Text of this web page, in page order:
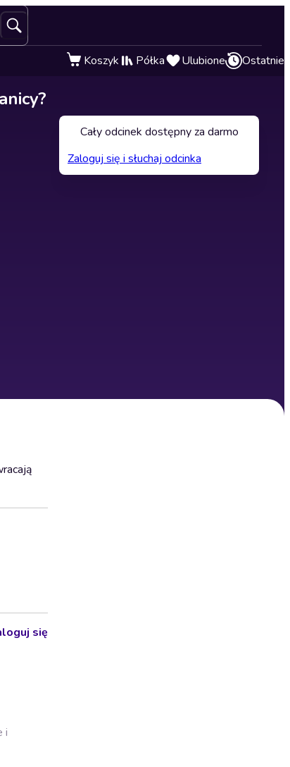
Koszyk Półka Ulubione Ostatnie
się
i
Cały odcinek dostępny za darmo
Zaloguj się i słuchaj odcinka